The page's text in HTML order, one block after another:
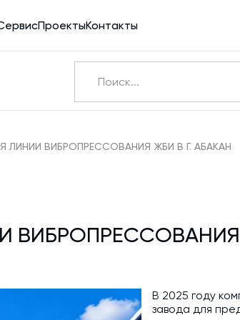
ПроектыКонтакты
Ничего не найдено
Конвейерное оборудование
Пневмотранспорт
ЛИНИИ ВИБРОПРЕССОВАНИЯ ЖБИ В Г. АБАКАН
ВИБРОПРЕССОВАНИЯ
В 2025 году
завода для